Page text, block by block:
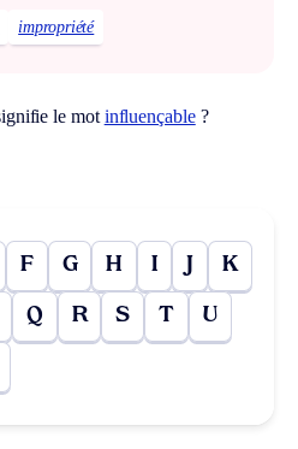
impropriété
le mot influençable?
F G H I J K
Q R S T U